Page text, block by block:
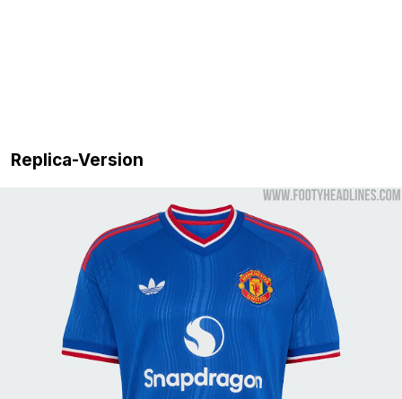
Replica-Version